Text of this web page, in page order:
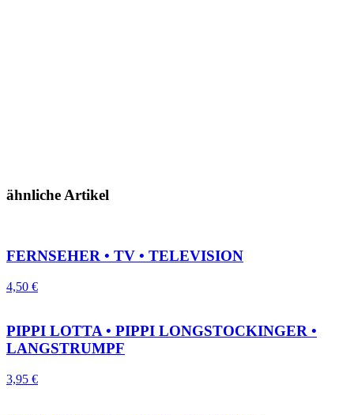
ähnliche Artikel
FERNSEHER • TV • TELEVISION
4,50 €
PIPPI LOTTA • PIPPI LONGSTOCKINGER •
LANGSTRUMPF
3,95 €